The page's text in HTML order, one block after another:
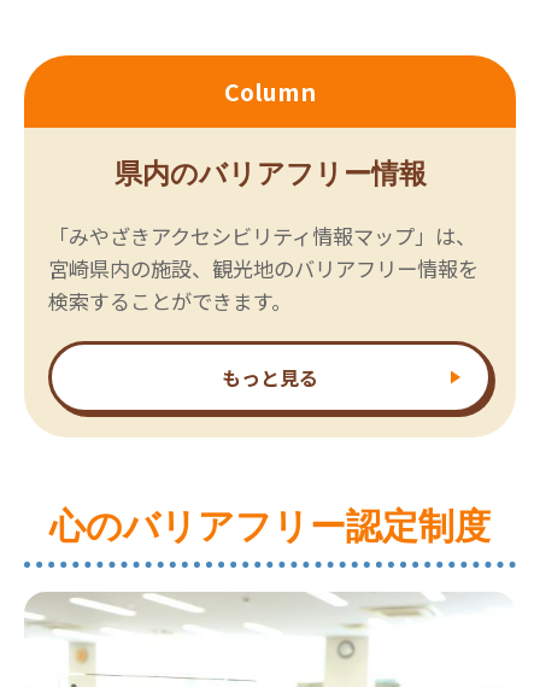
Column
県内のバリアフリー情報
「みやざきアクセシビリティ情報マップ」は、
宮崎県内の施設、観光地のバリアフリー情報を
検索することができます。
もっと見る
心のバリアフリー認定制度